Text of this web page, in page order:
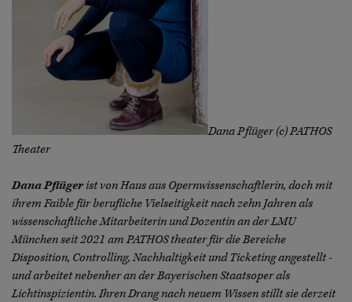
Dana Pflüger (c) PATHOS
Theater
Dana Pflüger ist von Haus aus Opernwissenschaftlerin, doch mit
ihrem Faible für berufliche Vielseitigkeit nach zehn Jahren als
wissenschaftliche Mitarbeiterin und Dozentin an der LMU
München seit 2021 am PATHOS theater für die Bereiche
Disposition, Controlling, Nachhaltigkeit und Ticketing angestellt -
und arbeitet nebenher an der Bayerischen Staatsoper als
Lichtinspizientin. Ihren Drang nach neuem Wissen stillt sie derzeit